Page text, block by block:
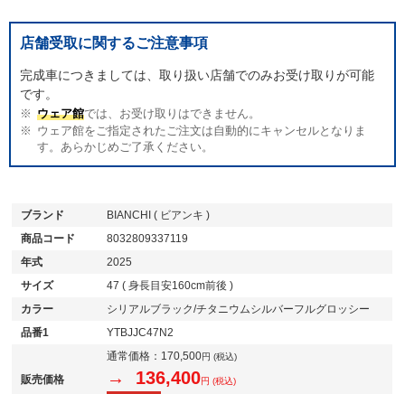
店舗受取に関するご注意事項
完成車につきましては、取り扱い店舗でのみお受け取りが可能
です。
ウェア館では、お受け取りはできません。
ウェア館をご指定されたご注文は自動的にキャンセルとなりま
す。あらかじめご了承ください。
ブランド
BIANCHI ( ビアンキ )
商品コード
8032809337119
年式
2025
サイズ
47 ( 身長目安160cm前後 )
カラー
シリアルブラック/チタニウムシルバーフルグロッシー
品番1
YTBJJC47N2
販売価格
通常価格： 170,500円 (税込)
→ 136,400円 (税込)